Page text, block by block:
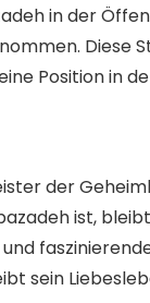
in der
Diese
Position in
der
ist,
sein